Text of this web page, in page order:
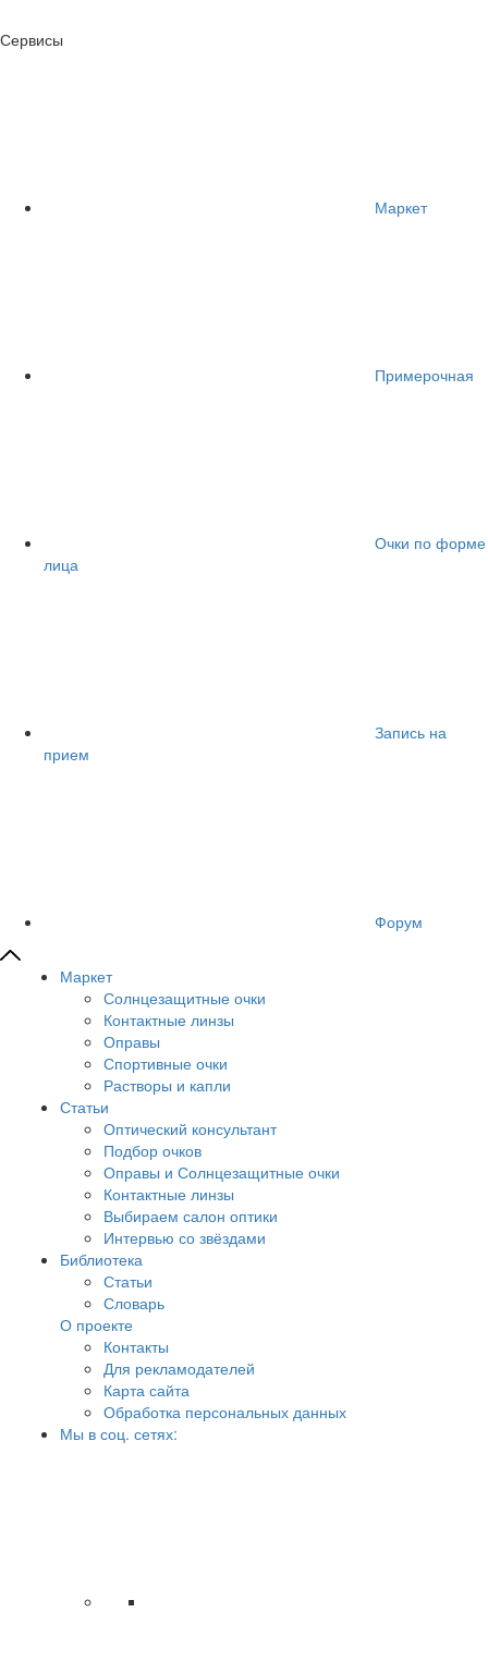
Сервисы
Маркет
Примерочная
Очки по форме
лица
Запись на
прием
Форум
Маркет
Солнцезащитные очки
Контактные линзы
Оправы
Спортивные очки
Растворы и капли
Статьи
Оптический консультант
Подбор очков
Оправы и Солнцезащитные очки
Контактные линзы
Выбираем салон оптики
Интервью со звёздами
Библиотека
Статьи
Словарь
О проекте
Контакты
Для рекламодателей
Карта сайта
Обработка персональных данных
Мы в соц. сетях: